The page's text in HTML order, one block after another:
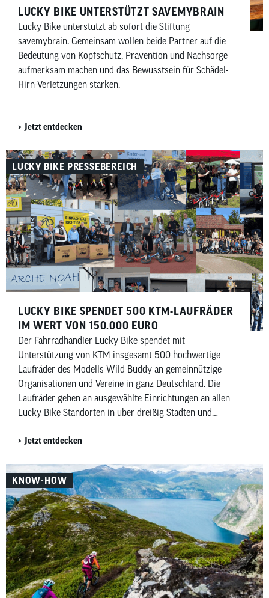
LUCKY BIKE UNTERSTÜTZT SAVEMYBRAIN​
Lucky Bike unterstützt ab sofort die Stiftung
savemybrain. Gemeinsam wollen beide Partner auf die
Bedeutung von Kopfschutz, Prävention und Nachsorge
aufmerksam machen und das Bewusstsein für Schädel-
Hirn-Verletzungen stärken.
Jetzt entdecken
LUCKY BIKE PRESSEBEREICH
LUCKY BIKE SPENDET 500 KTM-LAUFRÄDER
IM WERT VON 150.000 EURO
Der Fahrradhändler Lucky Bike spendet mit
Unterstützung von KTM insgesamt 500 hochwertige
Laufräder des Modells Wild Buddy an gemeinnützige
Organisationen und Vereine in ganz Deutschland. Die
Laufräder gehen an ausgewählte Einrichtungen an allen
Lucky Bike Standorten in über dreißig Städten und
Darin enthalten sind auch hundert Laufräder für das
Neuer Kids Foundation.
Jetzt entdecken
KNOW-HOW